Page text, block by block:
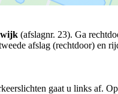
(afslagnr. 23). Ga
afslag (rechtdoor) en
gaat u links af.